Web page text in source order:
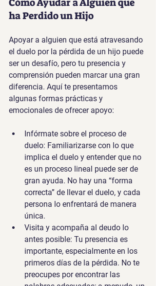
ha Perdido un Hijo
Apoyar a alguien que está atravesando
el duelo por la pérdida de un hijo puede
ser un desafío, pero tu presencia y
comprensión pueden marcar una gran
diferencia. Aquí te presentamos
algunas formas prácticas y
emocionales de ofrecer apoyo:
Infórmate sobre el proceso de
duelo: Familiarizarse con lo que
implica el duelo y entender que no
es un proceso lineal puede ser de
gran ayuda. No hay una “forma
correcta” de llevar el duelo, y cada
persona lo enfrentará de manera
única.
Visita y acompaña al deudo lo
antes posible: Tu presencia es
importante, especialmente en los
primeros días de la pérdida. No te
preocupes por encontrar las